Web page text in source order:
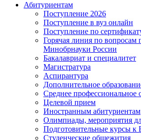
Абитуриентам
Поступление 2026
Поступление в вуз онлайн
Поступление по
Горячая линия по вопросам
Минобрнауки России
Бакалавриат и специалитет
Магистратура
Аспирантура
Дополнительное
Среднее профессиональное
Целевой прием
Иностранным абитуриентам
Олимпиады, мероприятия
Подготовительные курсы к
Студенческие общежития